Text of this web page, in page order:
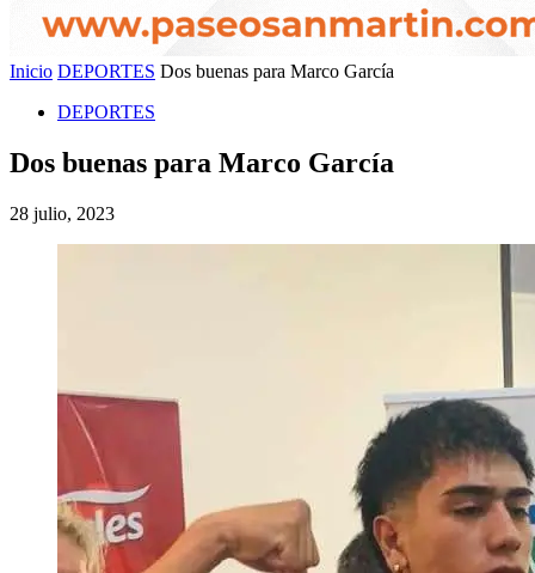
Inicio DEPORTES Dos buenas para Marco García
DEPORTES
Dos buenas para Marco García
28 julio, 2023